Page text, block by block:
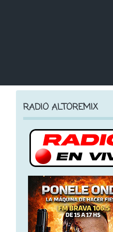
RADIO ALTOREMIX